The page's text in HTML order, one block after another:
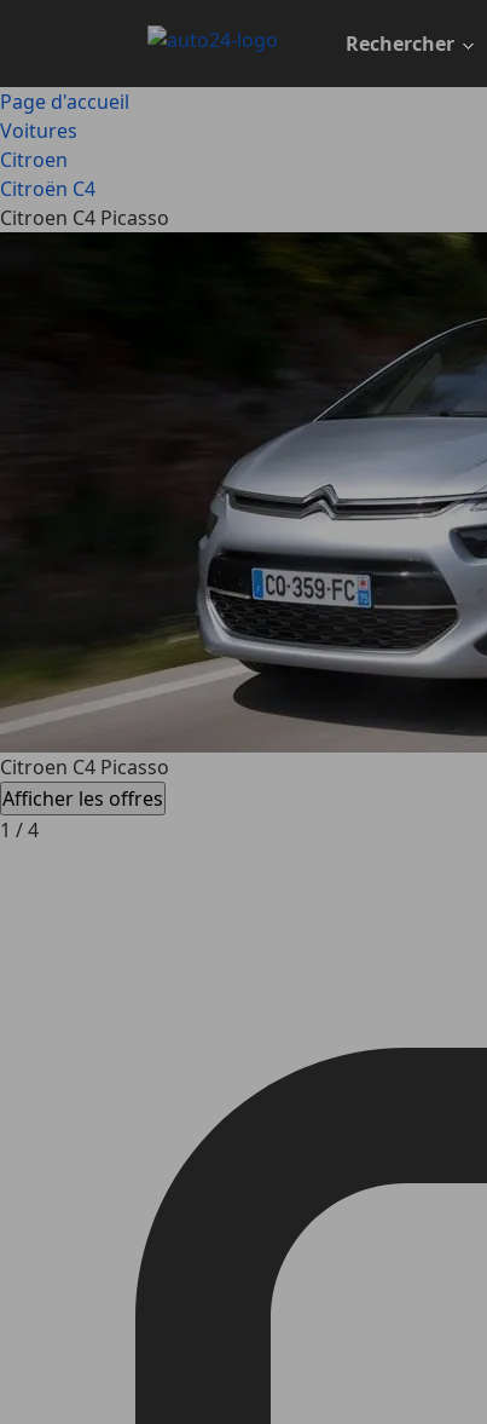
principal
Rechercher
Page d'accueil
Voitures
Citroen
Citroën C4
Citroen C4 Picasso
Citroen C4 Picasso
Afficher les offres
1 /4